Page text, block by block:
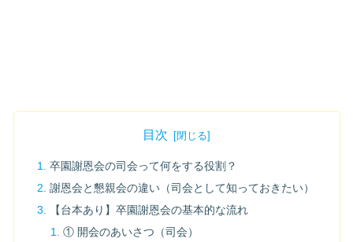
目次
卒園謝恩会の司会って何をする役割？
謝恩会と懇親会の違い（司会として知っておきたい）
【台本あり】卒園謝恩会の基本的な流れ
① 開会のあいさつ（司会）